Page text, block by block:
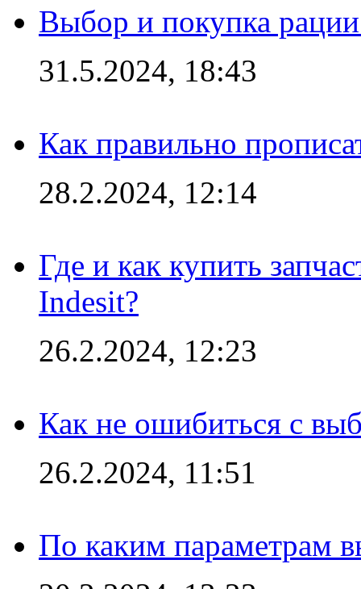
Выбор и покупка
31.5.2024, 18:43
Как правильно
28.2.2024, 12:14
Где и как купить
Indesit?
26.2.2024, 12:23
Как не ошибиться с
26.2.2024, 11:51
По каким параметрам